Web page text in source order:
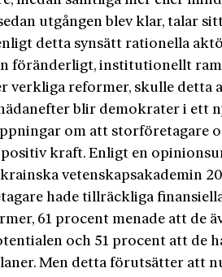
utgången blev klar, talar
detta synsätt rationella
föränderligt, institutionellt
verkliga reformer, skulle detta
blir demokrater i ett
om att storföretagare
positiv kraft. Enligt en
vetenskapsakademin
hade tillräckliga
61 procent menade att de
och 51 procent att de
Men detta förutsätter att